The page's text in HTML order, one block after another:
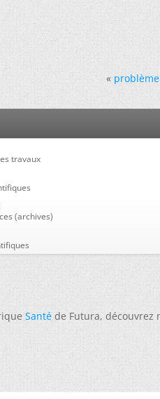
«
travaux
(archives)
Santéde Futura, découvrez